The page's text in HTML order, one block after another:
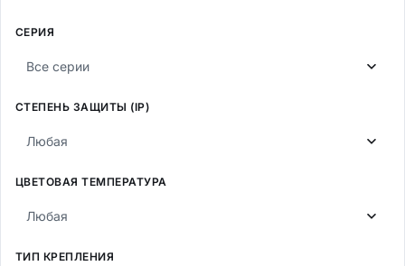
СЕРИЯ
Все серии
СТЕПЕНЬ ЗАЩИТЫ (IP)
Любая
ЦВЕТОВАЯ ТЕМПЕРАТУРА
Любая
ТИП КРЕПЛЕНИЯ
Взрывозащищённые светильники